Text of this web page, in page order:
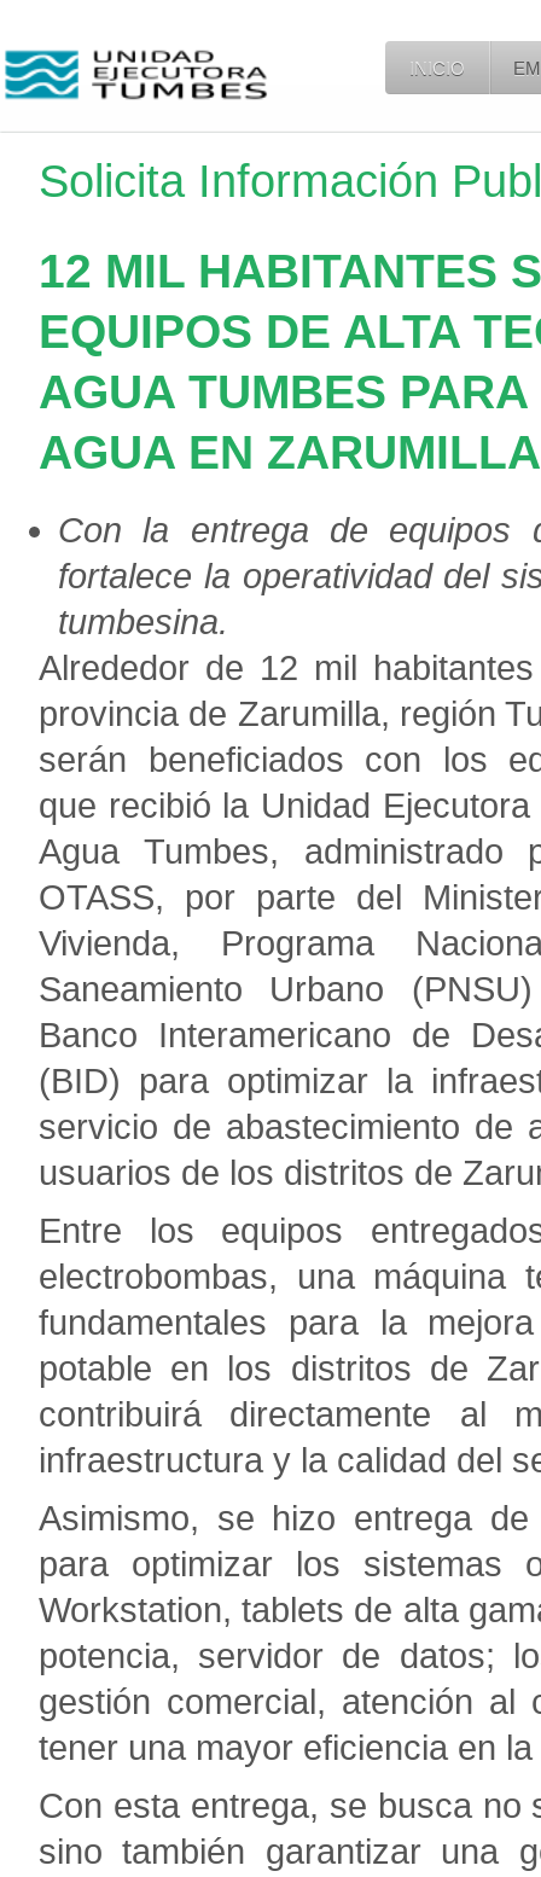
INICIO
Solicita Información
12 MIL HABITANTES
EQUIPOS DE ALTA
AGUA TUMBES
AGUA EN ZARUMILLA
Con la entrega de equipos
fortalece la operatividad del
tumbesina.
Alrededor de 12 mil habitantes
provincia de Zarumilla, región
serán beneficiados con los
que recibió la Unidad Ejecutora
Agua Tumbes, administrado
OTASS, por parte del
Vivienda, Programa
Saneamiento Urbano
Banco Interamericano de
(BID) para optimizar la
servicio de abastecimiento de
usuarios de los distritos de
Entre los equipos
electrobombas, una máquina
fundamentales para la
potable en los distritos de
contribuirá directamente al
infraestructura y la calidad del
Asimismo, se hizo entrega de
para optimizar los sistemas
Workstation, tablets de alta
potencia, servidor de datos;
gestión comercial, atención
tener una mayor eficiencia en
Con esta entrega, se busca no
sino también garantizar una